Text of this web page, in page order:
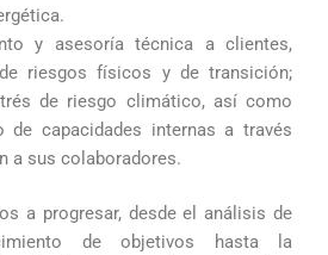
y asesoría técnica a clientes,
riesgos físicos y de transición;
de riesgo climático, así como
de capacidades internas a través
a sus colaboradores.
a progresar, desde el análisis de
de objetivos hasta la